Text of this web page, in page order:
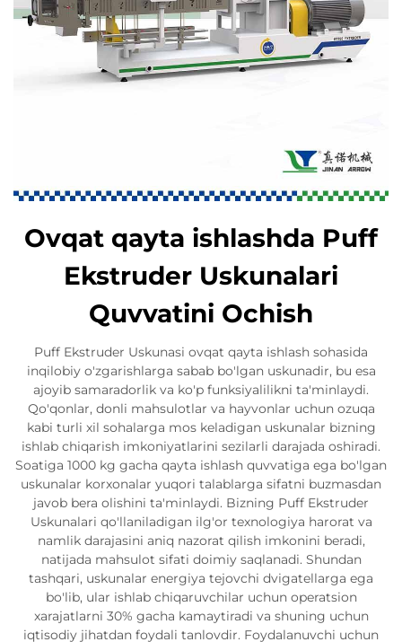
Ovqat qayta ishlashda Puff
Ekstruder Uskunalari
Quvvatini Ochish
Puff Ekstruder Uskunasi ovqat qayta ishlash sohasida
inqilobiy o'zgarishlarga sabab bo'lgan uskunadir, bu esa
ajoyib samaradorlik va ko'p funksiyalilikni ta'minlaydi.
Qo'qonlar, donli mahsulotlar va hayvonlar uchun ozuqa
kabi turli xil sohalarga mos keladigan uskunalar bizning
ishlab chiqarish imkoniyatlarini sezilarli darajada oshiradi.
Soatiga 1000 kg gacha qayta ishlash quvvatiga ega bo'lgan
uskunalar korxonalar yuqori talablarga sifatni buzmasdan
javob bera olishini ta'minlaydi. Bizning Puff Ekstruder
Uskunalari qo'llaniladigan ilg'or texnologiya harorat va
namlik darajasini aniq nazorat qilish imkonini beradi,
natijada mahsulot sifati doimiy saqlanadi. Shundan
tashqari, uskunalar energiya tejovchi dvigatellarga ega
bo'lib, ular ishlab chiqaruvchilar uchun operatsion
xarajatlarni 30% gacha kamaytiradi va shuning uchun
iqtisodiy jihatdan foydali tanlovdir. Foydalanuvchi uchun